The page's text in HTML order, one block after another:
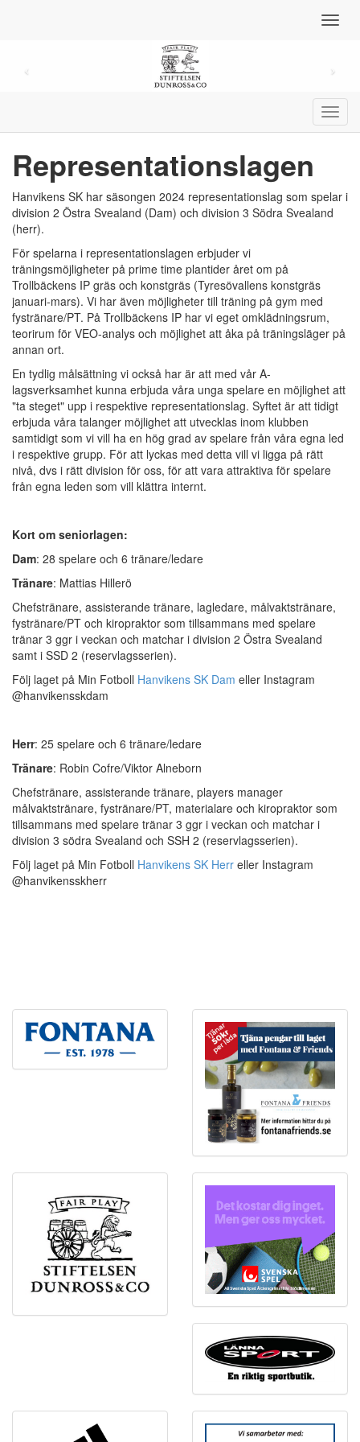
Representationslagen
Hanvikens SK har säsongen 2024 representationslag som spelar i
division 2 Östra Svealand (Dam) och division 3 Södra Svealand
(herr).
För spelarna i representationslagen erbjuder vi
träningsmöjligheter på prime time plantider året om på
Trollbäckens IP gräs och konstgräs (Tyresövallens konstgräs
januari-mars). Vi har även möjligheter till träning på gym med
fystränare/PT. På Trollbäckens IP har vi eget omklädningsrum,
teorirum för VEO-analys och möjlighet att åka på träningsläger på
annan ort.
En tydlig målsättning vi också har är att med vår A-
lagsverksamhet kunna erbjuda våra unga spelare en möjlighet att
"ta steget" upp i respektive representationslag. Syftet är att tidigt
erbjuda våra talanger möjlighet att utvecklas inom klubben
samtidigt som vi vill ha en hög grad av spelare från våra egna led
i respektive grupp. För att lyckas med detta vill vi ligga på rätt
nivå, dvs i rätt division för oss, för att vara attraktiva för spelare
från egna leden som vill klättra internt.
Kort om seniorlagen:
Dam: 28 spelare och 6 tränare/ledare
Tränare: Mattias Hillerö
Chefstränare, assisterande tränare, lagledare, målvaktstränare,
fystränare/PT och kiropraktor som tillsammans med spelare
tränar 3 ggr i veckan och matchar i division 2 Östra Svealand
samt i SSD 2 (reservlagsserien).
Följ laget på Min Fotboll Hanvikens SK Dam eller Instagram
@hanvikensskdam
Herr: 25 spelare och 6 tränare/ledare
Tränare: Robin Cofre/Viktor Alneborn
Chefstränare, assisterande tränare, players manager
målvaktstränare, fystränare/PT, materialare och kiropraktor som
tillsammans med spelare tränar 3 ggr i veckan och matchar i
division 3 södra Svealand och SSH 2 (reservlagsserien).
Följ laget på Min Fotboll Hanvikens SK Herr eller Instagram
@hanvikensskherr